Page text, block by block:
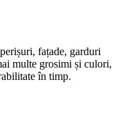
fațade, garduri
multe grosimi și culori,
în timp.